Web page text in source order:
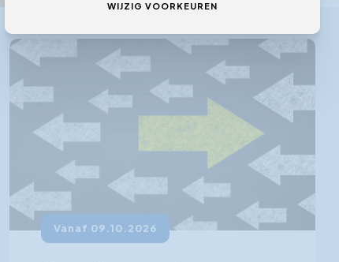
Vanaf 09.10.2026
WIJZIG VOORKEUREN